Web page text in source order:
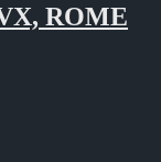
ROME